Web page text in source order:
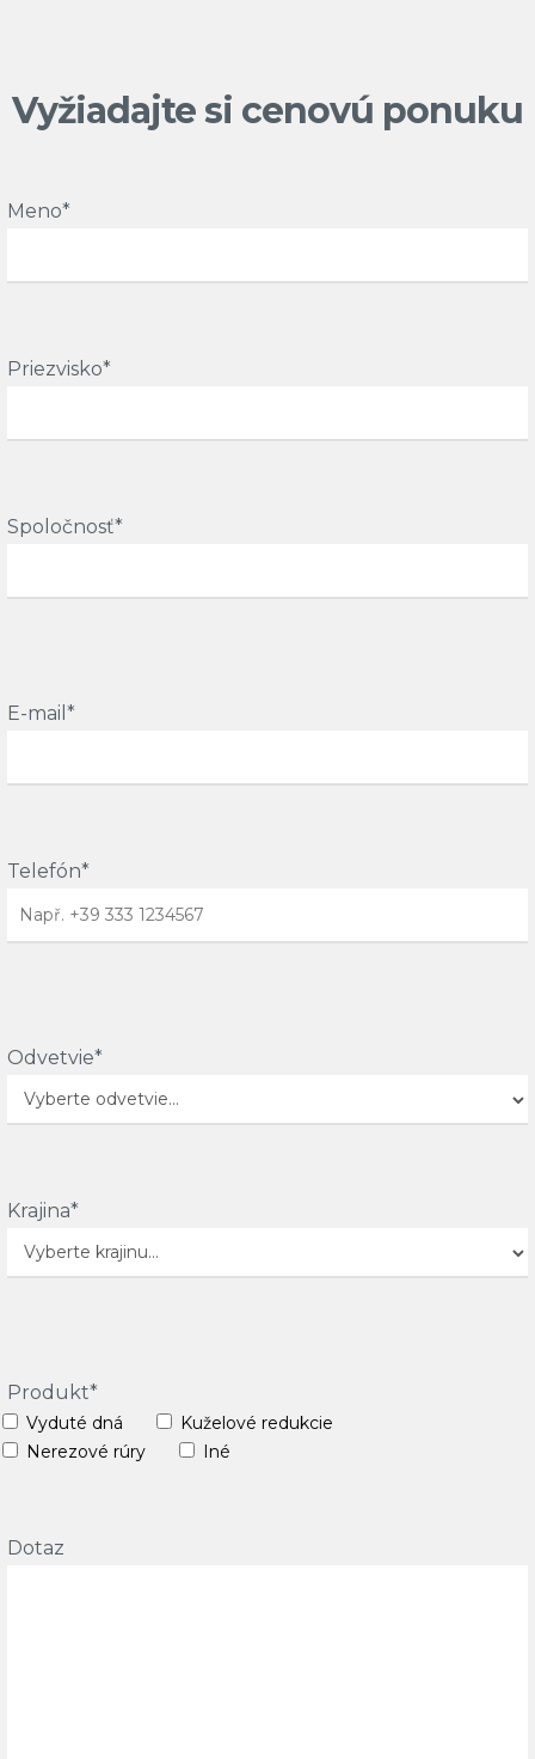
Vyžiadajte si cenovú ponuku
Meno*
Priezvisko*
Spoločnosť*
E-mail*
Telefón*
Odvetvie*
Krajina*
Produkt*
Vyduté dná
Kuželové redukcie
Nerezové rúry
Iné
Dotaz